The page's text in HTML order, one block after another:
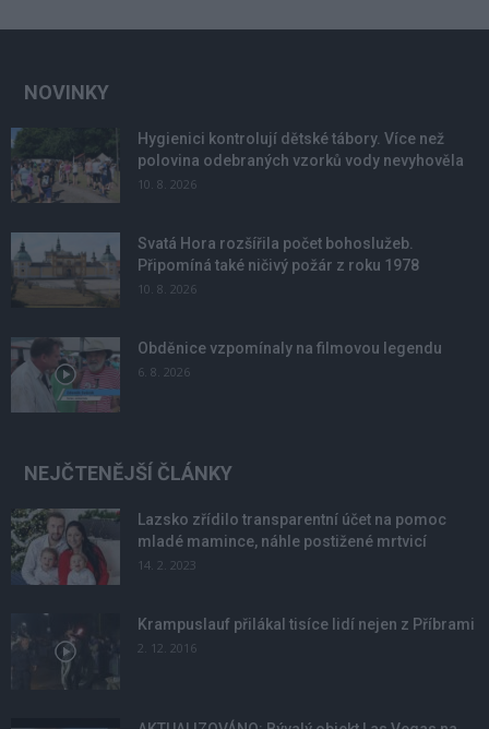
NOVINKY
Hygienici kontrolují dětské tábory. Více než
polovina odebraných vzorků vody nevyhověla
10. 8. 2026
Svatá Hora rozšířila počet bohoslužeb.
Připomíná také ničivý požár z roku 1978
10. 8. 2026
Obděnice vzpomínaly na filmovou legendu
6. 8. 2026
NEJČTENĚJŠÍ ČLÁNKY
Lazsko zřídilo transparentní účet na pomoc
mladé mamince, náhle postižené mrtvicí
14. 2. 2023
Krampuslauf přilákal tisíce lidí nejen z Příbrami
2. 12. 2016